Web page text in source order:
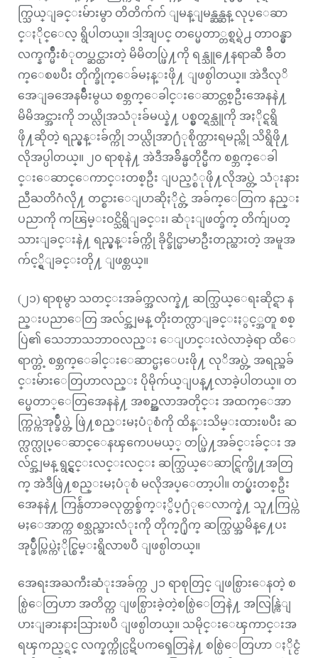
က္သြယ္ျခင္းမ်ားမွာ တိတိက်က် ျမန္ျမန္ဆန္ဆန္ လုပ္ေဆာ
င္ႏိုင္ေလ့ ရွိပါတယ္။ ဒါ့အျပင္ တပ္မေတာ္တစ္ရပ္ရဲ႕ တာဝန္မွာ
လက္နက္မ်ိဳးစံုတပ္ဆင္ထားတဲ့ မိမိတပ္ဖြဲ႔ကို ရန္သူ႔ေနရာဆီ ခ်ီတ
က္ေစၿပီး တိုက္ခိုက္ေခ်မႈန္းဖို႔ ျဖစ္ပါတယ္။ အဲဒီလုိ
အေျခအေနမ်ိဳးမွယ စစ္ဘက္ေခါင္းေဆာင္တစ္ဦးအေနနဲ႔
မိမိအင္အားကို ဘယ္လိုအသံုးခ်မယ္နဲ႔ ပစ္မွတ္ရန္သူကို အႏိုင္ရရွိ
ဖို႔ဆိုတဲ့ ရည္မွန္းခ်က္ကို ဘယ္လိုအာ႐ံုစိုက္ထားရမည္ကို သိရွိဖို႔
လိုအပ္ပါတယ္။ ၂၀ ရာစုနဲ႔ အဲဒီအခ်ိန္မတိုင္မီက စစ္ဘက္ေခါ
င္းေဆာင္ေကာင္းတစ္ဦး ျပည့္စံုဖို႔လိုအပ္တဲ့ သံုးနား
ညီႀတိဂံလို႔ တင္စားေျပာဆိုႏိုင္တဲ့ အခ်က္ေတြက နည္း
ပညာကို ကၽြမ္းဝင္သိရွိျခင္း၊ ဆံုးျဖတ္ခ်က္ တိက်ျပတ္
သားျခင္းနဲ႔ ရည္မွန္းခ်က္ကို ခိုင္ခိုင္မာမာဦးတည္ထားတဲ့ အမူအ
က်င့္ရွိျခင္းတို႔ ျဖစ္တယ္။
(၂၁) ရာစုမွာ သတင္းအခ်က္အလက္နဲ႔ ဆက္သြယ္ေရးဆိုင္ရာ န
ည္းပညာေတြ အလ်င္အျမန္ တိုးတက္လာျခင္းႏွင့္အတူ စစ္
ပြဲ၏ သေဘာသဘာဝလည္း ေျပာင္းလဲလာခဲ့ရာ ထိေ
ရာက္တဲ့ စစ္ဘက္ေခါင္းေဆာင္မႈေပးဖို႔ လုိအပ္တဲ့ အရည္အခ်
င္းမ်ားေတြဟာလည္း ပိုမိုက်ယ္ျပန္႔လာခဲ့ပါတယ္။ တ
ပ္မေတာ္ေတြအေနနဲ႔ အစဥ္အလာအတိုင္း အထက္ေအာ
က္ကြပ္ကဲအုပ္ခ်ဳပ္တဲ့ ဖြဲ႔စည္းမႈပံုစံကို ထိန္းသိမ္းထားၿပီး ဆ
က္လက္လုပ္ေဆာင္ေနၾကေပမယ့္ တပ္ဖြဲ႔အခ်င္းခ်င္း အ
လ်င္အျမန္ ရွင္ရွင္းလင္းလင္း ဆက္သြယ္ေဆာင္ရြက္ဖို႔အတြ
က္ အဲဒီဖြဲ႔စည္းမႈပံုစံ မလိုအပ္ေတာ့ပါ။ တပ္မွဴးတစ္ဦး
အေနနဲ႔ ကြန္ပ်ဴတာခလုတ္တစ္ခ်က္ႏွိပ္႐ံုေလာက္နဲ႔ သူ႔ကြပ္ကဲ
မႈေအာက္က စစ္သည္အားလံုးကို တိုက္႐ိုက္ ဆက္သြယ္အမိန္႔ေပး
အုပ္ခ်ဳပ္ကြပ္ကဲႏိုင္စြမ္းရွိလာၿပီ ျဖစ္ပါတယ္။
အေရးအႀကီးဆံုးအခ်က္က ၂၁ ရာစုတြင္ ျဖစ္ပြားေနတဲ့ စ
စ္ပြဲေတြဟာ အတိတ္က ျဖစ္ပြားခဲ့တဲ့စစ္ပြဲေတြနဲ႔ အလြန္ကြဲျ
ပားျခားနားသြားၿပီ ျဖစ္ပါတယ္။ သမိုင္းေၾကာင္းအ
ရၾကည့္ရင္ လက္နက္ကိုင္ပဋိပကၡေတြနဲ႔ စစ္ပြဲေတြဟာ ႏိုင္ငံ